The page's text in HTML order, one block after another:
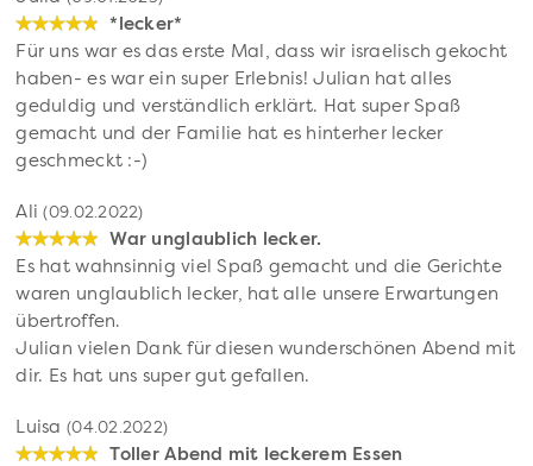
*lecker*
Für uns war es das erste Mal, dass wir israelisch gekocht
haben- es war ein super Erlebnis! Julian hat alles
geduldig und verständlich erklärt. Hat super Spaß
gemacht und der Familie hat es hinterher lecker
geschmeckt :-)
Ali(09.02.2022)
War unglaublich lecker.
Es hat wahnsinnig viel Spaß gemacht und die Gerichte
waren unglaublich lecker, hat alle unsere Erwartungen
übertroffen.
Julian vielen Dank für diesen wunderschönen Abend mit
dir. Es hat uns super gut gefallen.
Luisa (04.02.2022)
Toller Abend mit leckerem Essen